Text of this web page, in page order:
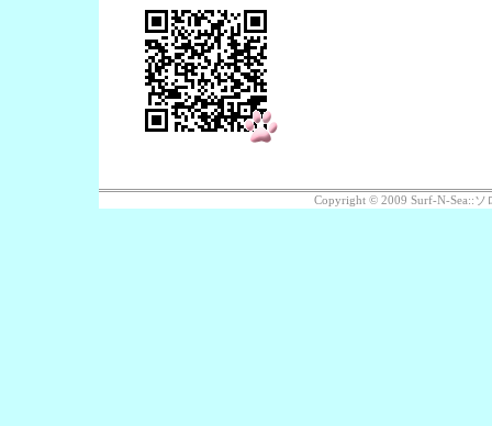
Copyright © 2009 Surf-N-Sea::